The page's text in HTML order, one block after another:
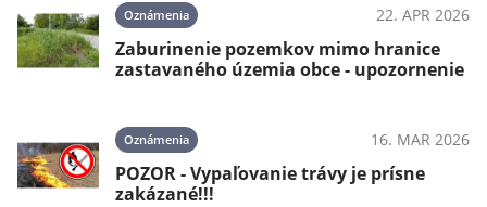
Oznámenia 22. APR 2026
Zaburinenie pozemkov mimo hranice
zastavaného územia obce - upozornenie
Oznámenia 16. MAR 2026
POZOR - Vypaľovanie trávy je prísne
zakázané!!!